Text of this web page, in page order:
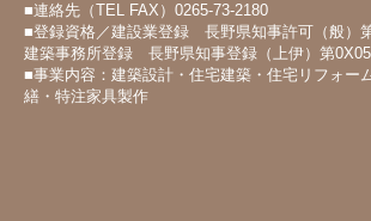
■連絡先（TEL FAX）0265-73-2180
■登録資格／建設業登録 長野県知事許可（般）
建築事務所登録 長野県知事登録（上伊）第
■事業内容：建築設計・住宅建築・住宅リフォー
繕・特注家具製作